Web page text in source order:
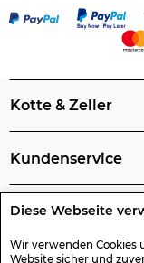
Diese Webseite
Wir verwenden Cookies
Website sicher und
Kotte & Zeller
Kundenservice
Rechtliche